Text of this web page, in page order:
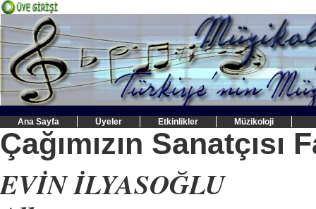
Ana Sayfa Üyeler Etkinlikler Müzikoloji
Çağımızın Sanatçısı
EVİN İLYASOĞLU